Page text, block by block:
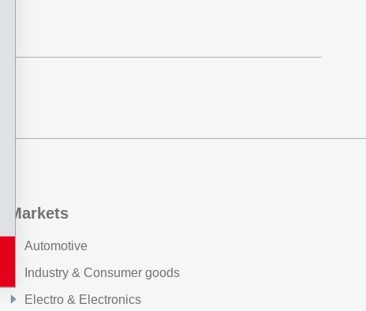
Markets
Automotive
Industry & Consumer goods
Electro & Electronics